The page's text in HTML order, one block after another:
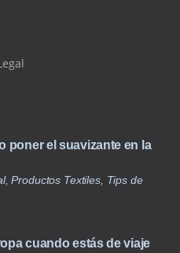
poner el suavizante en la
Productos Textiles, Tips de
cuando estás de viaje